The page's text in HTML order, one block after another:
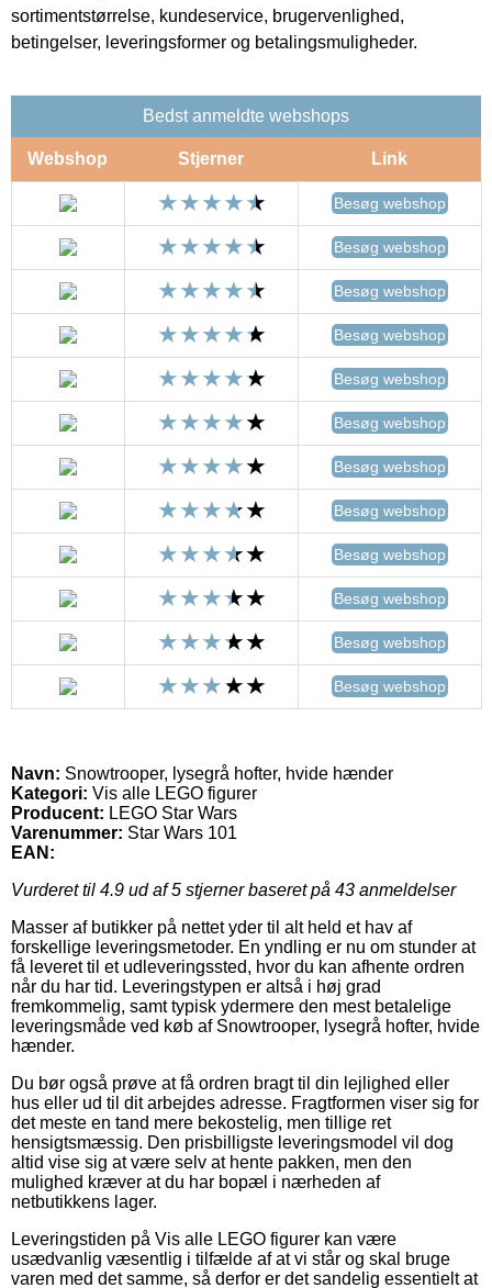
sortimentstørrelse, kundeservice, brugervenlighed,
betingelser, leveringsformer og betalingsmuligheder.
Bedst anmeldte webshops
Webshop Stjerner Link
Besøg webshop
Besøg webshop
Besøg webshop
Besøg webshop
Besøg webshop
Besøg webshop
Besøg webshop
Besøg webshop
Besøg webshop
Besøg webshop
Besøg webshop
Besøg webshop
Navn: Snowtrooper, lysegrå hofter, hvide hænder
Kategori: Vis alle LEGO figurer
Producent: LEGO Star Wars
Varenummer: Star Wars 101
EAN:
Vurderet til 4.9 ud af 5 stjerner baseret på 43 anmeldelser
Masser af butikker på nettet yder til alt held et hav af
forskellige leveringsmetoder. En yndling er nu om stunder at
få leveret til et udleveringssted, hvor du kan afhente ordren
når du har tid. Leveringstypen er altså i høj grad
fremkommelig, samt typisk ydermere den mest betalelige
leveringsmåde ved køb af Snowtrooper, lysegrå hofter, hvide
hænder.
Du bør også prøve at få ordren bragt til din lejlighed eller
hus eller ud til dit arbejdes adresse. Fragtformen viser sig for
det meste en tand mere bekostelig, men tillige ret
hensigtsmæssig. Den prisbilligste leveringsmodel vil dog
altid vise sig at være selv at hente pakken, men den
mulighed kræver at du har bopæl i nærheden af
netbutikkens lager.
Leveringstiden på Vis alle LEGO figurer kan være
usædvanlig væsentlig i tilfælde af at vi står og skal bruge
varen med det samme, så derfor er det sandelig essentielt at